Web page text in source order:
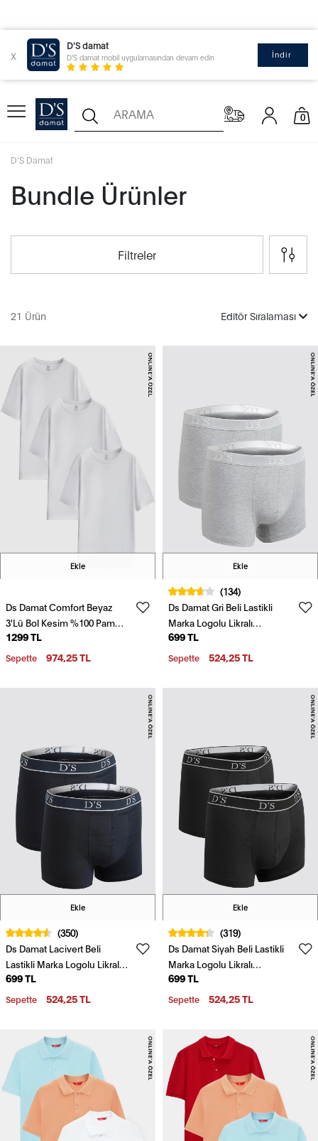
x
D'S damat
D'S damat mobil uygulamasından devam edin İndir
0
D'S Damat
Bundle Ürünler
Filtreler
21 Ürün Editör Sıralaması
Ekle
Ds Damat Comfort Beyaz
3'Lü Bol Kesim %100 Pamuk
T-Shirt
1299 TL
Sepette 974,25 TL
Ekle
(134)
Ds Damat Gri Beli Lastikli
Marka Logolu Likralı
Esneyebilen 2'Li Boxer Set
699 TL
Sepette 524,25 TL
Ekle
(350)
Ds Damat Lacivert Beli
Lastikli Marka Logolu Likralı
Esneyebilen 2'Li Boxer Set
699 TL
Sepette 524,25 TL
Ekle
(319)
Ds Damat Siyah Beli Lastikli
Marka Logolu Likralı
Esneyebilen 2'Li Boxer Set
699 TL
Sepette 524,25 TL